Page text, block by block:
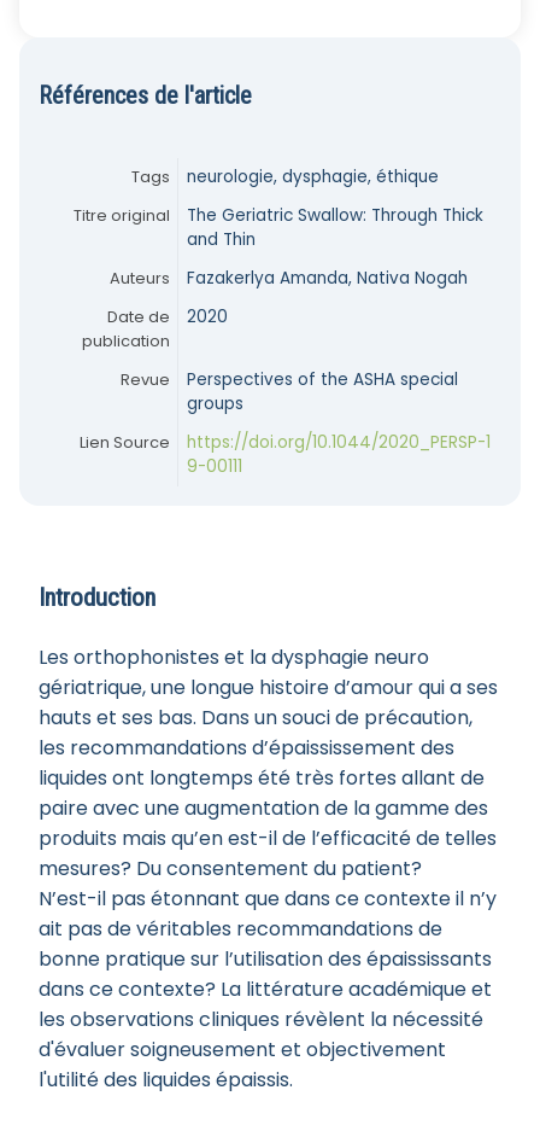
Références de l'article
Tags
neurologie, dysphagie, éthique
Titre original
The Geriatric Swallow: Through Thick
and Thin
Auteurs
Fazakerlya Amanda, Nativa Nogah
Date de
publication
2020
Revue
Perspectives of the ASHA special
groups
Lien Source
https://doi.org/10.1044/2020_PERSP-1
9-00111
Introduction
Les orthophonistes et la dysphagie neuro
gériatrique, une longue histoire d’amour qui a ses
hauts et ses bas. Dans un souci de précaution,
les recommandations d’épaississement des
liquides ont longtemps été très fortes allant de
paire avec une augmentation de la gamme des
produits mais qu’en est-il de l’efficacité de telles
mesures? Du consentement du patient?
N’est-il pas étonnant que dans ce contexte il n’y
ait pas de véritables recommandations de
bonne pratique sur l’utilisation des épaississants
dans ce contexte? La littérature académique et
les observations cliniques révèlent la nécessité
d'évaluer soigneusement et objectivement
l'utilité des liquides épaissis.